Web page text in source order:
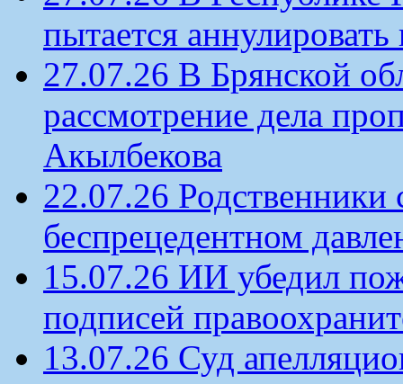
пытается аннулировать
27.07.26 В Брянской
рассмотрение дела
Акылбекова
22.07.26
беспрецедентном
15.07.26 ИИ убедил
подписей
13.07.26 Суд